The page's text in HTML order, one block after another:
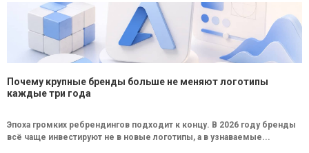
Почему крупные бренды больше не меняют логотипы
каждые три года
Эпоха громких ребрендингов подходит к концу. В 2026 году бренды
всё чаще инвестируют не в новые логотипы, а в узнаваемые...